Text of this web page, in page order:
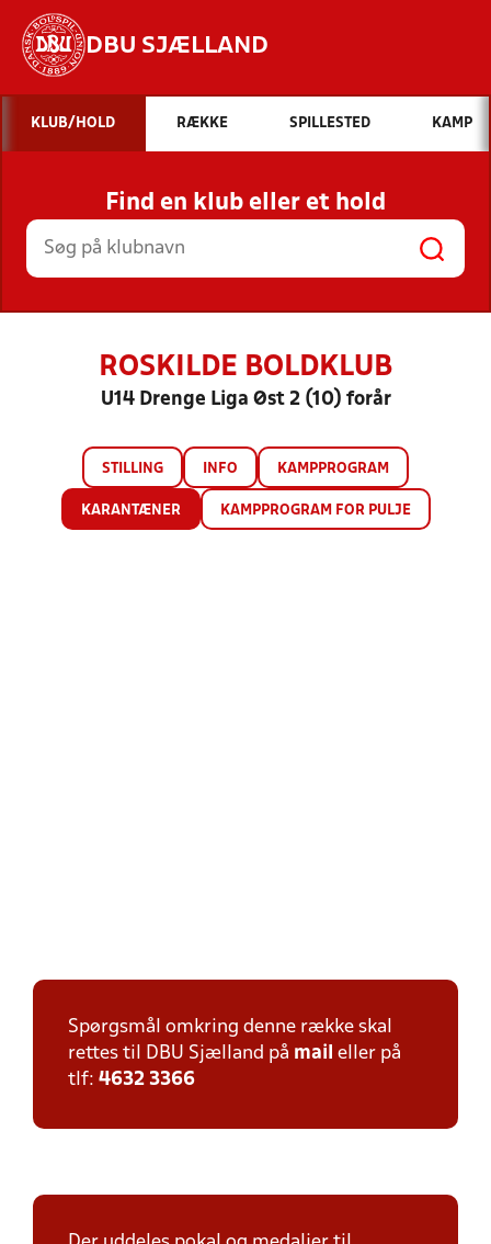
DBU SJÆLLAND
Hvad vil du søge efter?
INDHOLD OG NYHEDER
STILLINGER, RESULTATER, KLUBBER OG
HOLD
KLUB/HOLD RÆKKE SPILLESTED KAMP
Find en klub eller et hold
ROSKILDE BOLDKLUB
U14 Drenge Liga Øst 2 (10) forår
STILLING INFO KAMPPROGRAM
KARANTÆNER KAMPPROGRAM FOR PULJE
Spørgsmål omkring denne række skal
rettes til DBU Sjælland på mail eller på
tlf: 4632 3366